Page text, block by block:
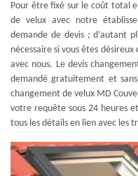
Pour être fixé sur le coût total
de velux avec notre
demande de devis ; d’autant
nécessaire si vous êtes
avec nous. Le devis
demandé gratuitement et
changement de velux MD
votre requête sous 24 heures
tous les détails en lien avec les